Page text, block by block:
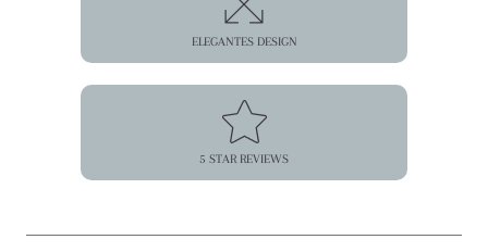
ELEGANTES DESIGN
5 STAR REVIEWS